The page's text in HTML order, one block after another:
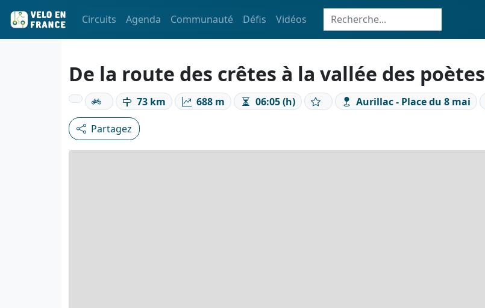
Circuits Agenda Communauté Défis Vidéos
De la route des crêtes à la vallée des poètes
73 km 688 m 06:05 (h) Aurillac - Place du 8 mai
Partagez